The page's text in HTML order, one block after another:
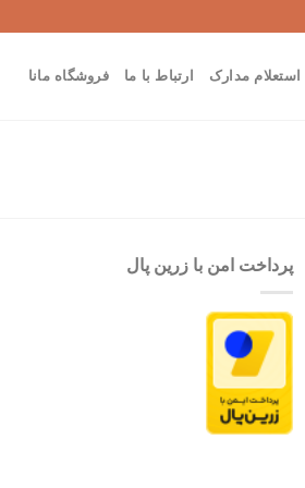
استعلام مدارک ارتباط با ما فروشگاه مانا
پرداخت امن با زرین پال